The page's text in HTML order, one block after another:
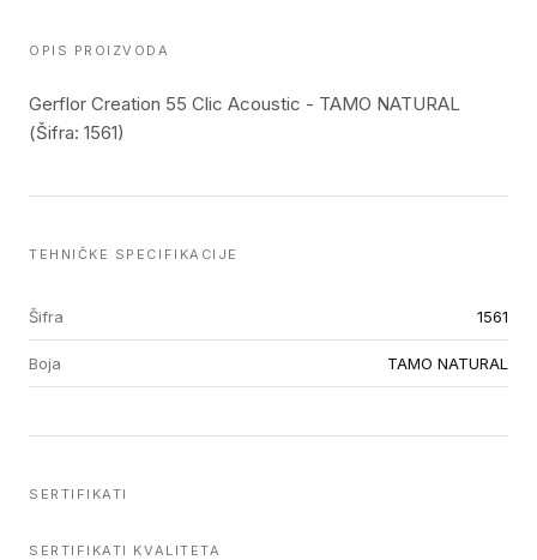
OPIS PROIZVODA
Gerflor Creation 55 Clic Acoustic - TAMO NATURAL
(Šifra: 1561)
TEHNIČKE SPECIFIKACIJE
Šifra 1561
Boja TAMO NATURAL
SERTIFIKATI
SERTIFIKATI KVALITETA